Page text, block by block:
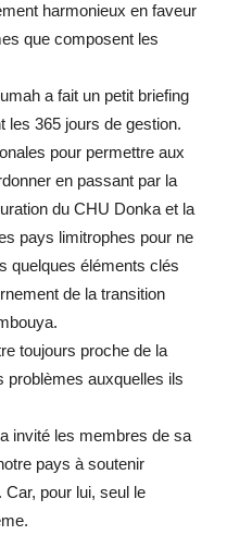
harmonieux en faveur
que composent les
a fait un petit briefing
les 365 jours de gestion.
pour permettre aux
en passant par la
du CHU Donka et la
pays limitrophes pour ne
quelques éléments clés
de la transition
toujours proche de la
problèmes auxquelles ils
invité les membres de sa
pays à soutenir
Car, pour lui, seul le